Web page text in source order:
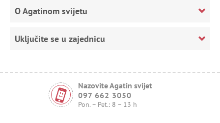
O Agatinom svijetu
Uključite se u zajednicu
Nazovite Agatin svijet
097 662 3050
Pon. – Pet.: 8 – 13 h